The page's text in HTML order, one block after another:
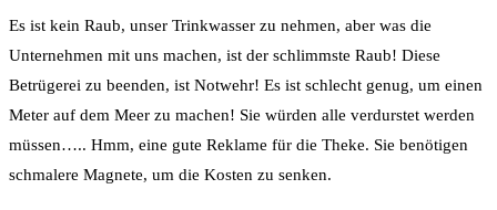
Es ist kein Raub, unser Trinkwasser zu nehmen, aber was die
Unternehmen mit uns machen, ist der schlimmste Raub! Diese
Betrügerei zu beenden, ist Notwehr! Es ist schlecht genug, um einen
Meter auf dem Meer zu machen! Sie würden alle verdurstet werden
müssen….. Hmm, eine gute Reklame für die Theke. Sie benötigen
schmalere Magnete, um die Kosten zu senken.